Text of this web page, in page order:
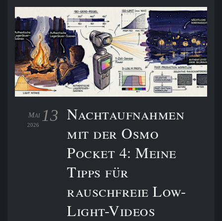
13
Mai
2026
Nachtaufnahmen
mit der Osmo
Pocket 4: Meine
Tipps für
rauschfreie Low-
Light-Videos